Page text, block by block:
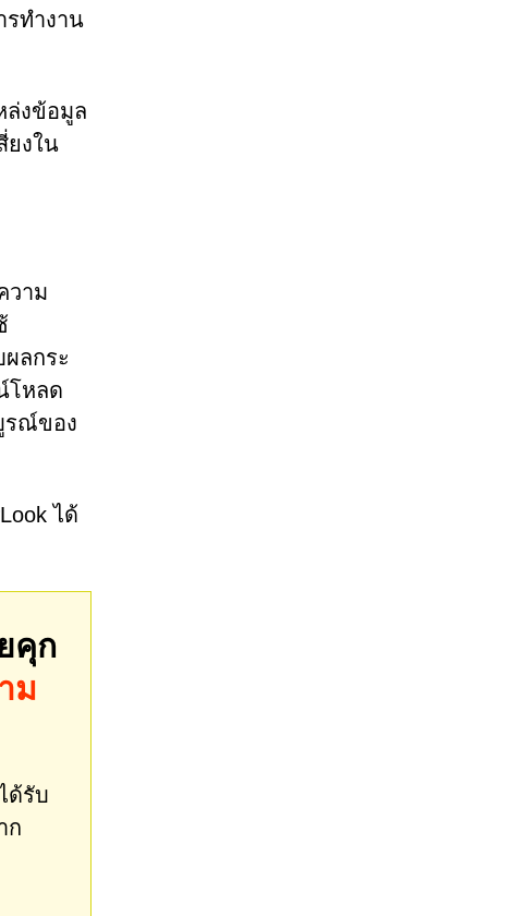
รทำงาน
ล่งข้อมูล
ยงใน
วาม
ลกระ
โหลด
รณ์ของ
ได้
คุก
ม
ด้รับ
ก